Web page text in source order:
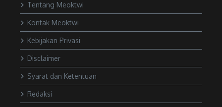
Tentang Meoktwi
Kontak Meoktwi
Kebijakan Privasi
Disclaimer
Syarat dan Ketentuan
Redaksi